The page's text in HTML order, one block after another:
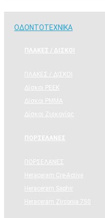
ΟΔΟΝΤΟΤΕΧΝΙΚΑ
ΠΛΑΚΕΣ / ΔΙΣΚΟΙ
ΠΛΑΚΕΣ / ΔΙΣΚΟΙ
Δίσκοι PEEK
Δίσκοι PMMA
Δίσκοι Ζιρκονίας
ΠΟΡΣΕΛΑΝΕΣ
ΠΟΡΣΕΛΑΝΕΣ
Heraceram Cre-Active
Heraceram Saphir
Heraceram Zirconia 750